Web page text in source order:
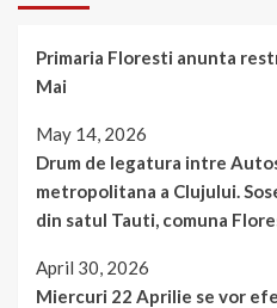
Primaria Floresti anunta
Mai
May 14, 2026
Drum de legatura intre
metropolitana a Clujului.
din satul Tauti, comuna
April 30, 2026
Miercuri 22 Aprilie se vor